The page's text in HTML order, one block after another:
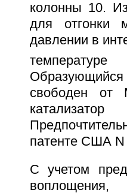
колонны 10.
для отгонки
давлении в
свободен от
патенте США N
С учетом